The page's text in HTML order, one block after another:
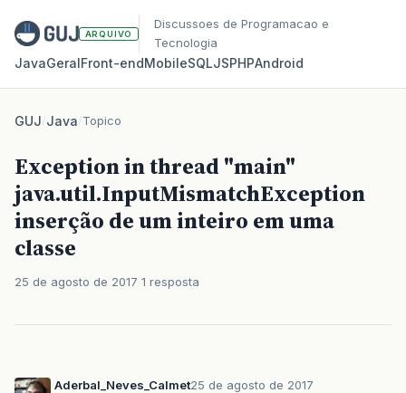
ARQUIVO
Discussoes de Programacao e
Tecnologia
JavaGeralFront‑endMobileSQLJSPHPAndroid
GUJ/Java/Topico
Exception in thread "main"
java.util.InputMismatchException
inserção de um inteiro em uma
classe
25 de agosto de 2017 1 resposta
Aderbal_Neves_Calmet25 de agosto de 2017